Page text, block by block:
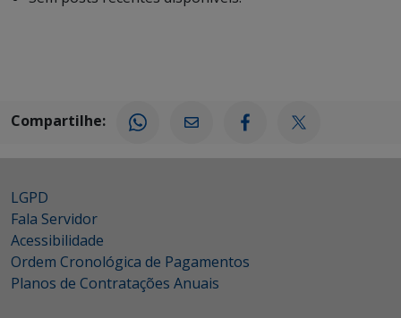
Compartilhe:
LGPD
Fala Servidor
Acessibilidade
Ordem Cronológica de Pagamentos
Planos de Contratações Anuais